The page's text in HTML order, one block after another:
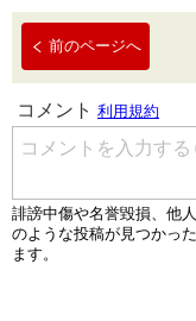
前のページへ